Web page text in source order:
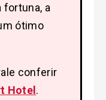
fortuna, a
ótimo
conferir
Hotel .